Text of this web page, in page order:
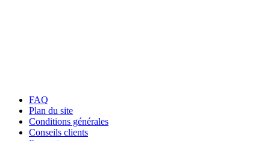
FAQ
Plan du site
Conditions générales
Conseils clients